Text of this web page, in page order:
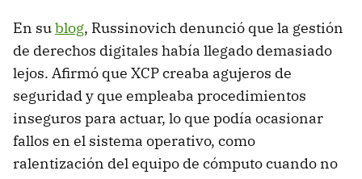
En sublog, Russinovich denunció que la gestión
de derechos digitales había llegado demasiado
lejos. Afirmó que XCP creaba agujeros de
seguridad y que empleaba procedimientos
inseguros para actuar, lo que podía ocasionar
fallos en el sistema operativo, como
ralentización del equipo de cómputo cuando no